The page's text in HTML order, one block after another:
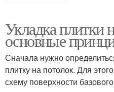
Укладка плитки
основные
Сначала нужно
плитку на потолок. Для
схему поверхности